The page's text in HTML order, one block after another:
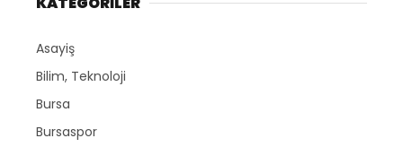
Asayiş
Bilim, Teknoloji
Bursa
Bursaspor